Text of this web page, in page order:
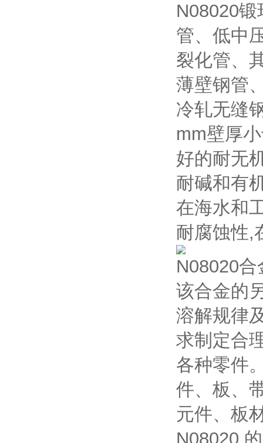
N08020
管、低中
裂化管、
薄壁钢管
冷轧无缝
mm壁厚
好的耐无
耐碱和有
在海水和
耐腐蚀性,
N08020合
该合金的
溶解规律
求制定合
各种零件
件、板、
元件、板
N08020